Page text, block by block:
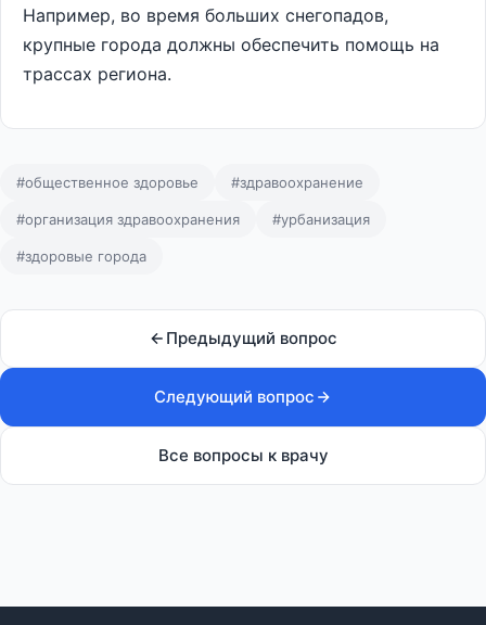
Например, во время больших снегопадов,
крупные города должны обеспечить помощь на
трассах региона.
#общественное здоровье #здравоохранение
#организация здравоохранения #урбанизация
#здоровые города
Предыдущий вопрос
Следующий вопрос
Все вопросы к врачу